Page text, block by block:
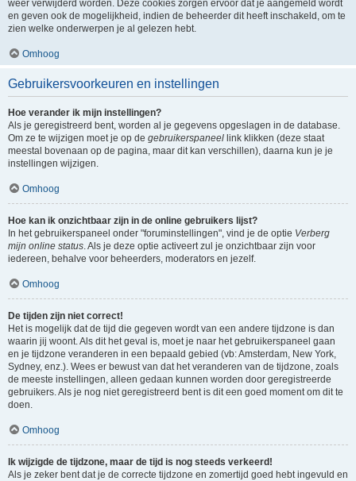
weer verwijderd worden. Deze cookies zorgen ervoor dat je aangemeld wordt
en geven ook de mogelijkheid, indien de beheerder dit heeft inschakeld, om te
zien welke onderwerpen je al gelezen hebt.
Omhoog
Gebruikersvoorkeuren en instellingen
Hoe verander ik mijn instellingen?
Als je geregistreerd bent, worden al je gegevens opgeslagen in de database.
Om ze te wijzigen moet je op de gebruikerspaneel link klikken (deze staat
meestal bovenaan op de pagina, maar dit kan verschillen), daarna kun je je
instellingen wijzigen.
Omhoog
Hoe kan ik onzichtbaar zijn in de online gebruikers lijst?
In het gebruikerspaneel onder "foruminstellingen", vind je de optie Verberg
mijn online status. Als je deze optie activeert zul je onzichtbaar zijn voor
iedereen, behalve voor beheerders, moderators en jezelf.
Omhoog
De tijden zijn niet correct!
Het is mogelijk dat de tijd die gegeven wordt van een andere tijdzone is dan
waarin jij woont. Als dit het geval is, moet je naar het gebruikerspaneel gaan
en je tijdzone veranderen in een bepaald gebied (vb: Amsterdam, New York,
Sydney, enz.). Wees er bewust van dat het veranderen van de tijdzone, zoals
de meeste instellingen, alleen gedaan kunnen worden door geregistreerde
gebruikers. Als je nog niet geregistreerd bent is dit een goed moment om dit te
doen.
Omhoog
Ik wijzigde de tijdzone, maar de tijd is nog steeds verkeerd!
Als je zeker bent dat je de correcte tijdzone en zomertijd goed hebt ingevuld en